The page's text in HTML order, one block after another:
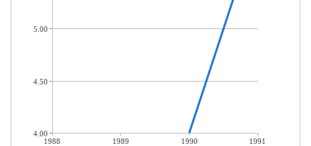
1988 1989 1990
1991
5.00
4.50
4.00